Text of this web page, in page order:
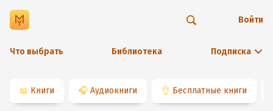
Что выбрать Библиотека Подписка
Войти
📖 Книги 🎧 Аудиокниги 👌 Бесплатные книги